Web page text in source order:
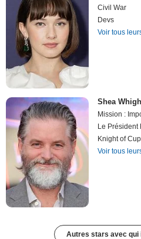
Civil War
Devs
Voir tous
Shea
Mission :
Le Président
Knight of
Voir tous
Autres stars avec qui